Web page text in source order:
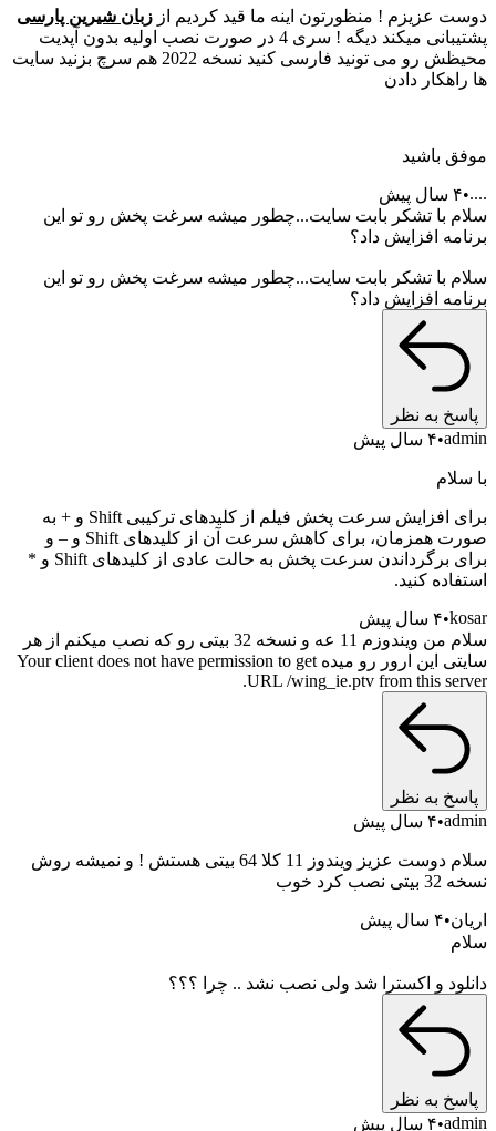
دوست عزیزم ! منظورتون اینه ما قید کردیم از زبان شیرین پارسی
پشتیبانی میکند دیگه ! سری 4 در صورت نصب اولیه بدون آپدیت
محیظش رو می تونید فارسی کنید نسخه 2022 هم سرچ بزنید سایت
ها راهکار دادن
موفق باشید
.... ۴ سال پیش
سلام با تشکر بابت سایت...چطور میشه سرغت پخش رو تو این
برنامه افزایش داد؟
سلام با تشکر بابت سایت...چطور میشه سرغت پخش رو تو این
برنامه افزایش داد؟
پاسخ به نظر
admin ۴ سال پیش
با سلام
برای افزایش سرعت پخش فیلم از کلیدهای ترکیبی Shift و + به
صورت همزمان، برای کاهش سرعت آن از کلیدهای Shift و – و
برای برگرداندن سرعت پخش به حالت عادی از کلیدهای Shift و *
استفاده کنید.
kosar ۴ سال پیش
سلام من ویندوزم 11 عه و نسخه 32 بیتی رو که نصب میکنم از هر
سایتی این ارور رو میده Your client does not have permission to get
URL /wing_ie.ptv from this server.
پاسخ به نظر
admin ۴ سال پیش
سلام دوست عزیز ویندوز 11 کلا 64 بیتی هستش ! و نمیشه روش
نسخه 32 بیتی نصب کرد خوب
اریان ۴ سال پیش
سلام
دانلود و اکسترا شد ولی نصب نشد .. چرا ؟؟؟
پاسخ به نظر
admin ۴ سال پیش